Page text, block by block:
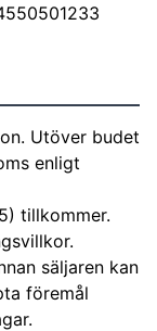
Utöver budet
enligt
tillkommer.
säljaren kan
föremål